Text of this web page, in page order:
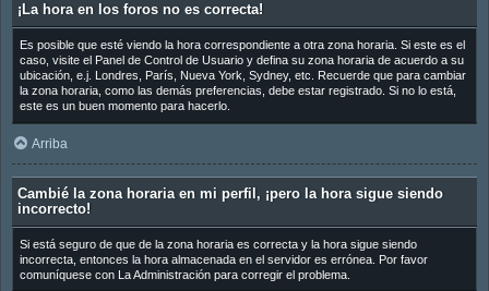
¡La hora en los foros no es correcta!
Es posible que esté viendo la hora correspondiente a otra zona horaria. Si este es el
caso, visite el Panel de Control de Usuario y defina su zona horaria de acuerdo a su
ubicación, e.j. Londres, París, Nueva York, Sydney, etc. Recuerde que para cambiar
la zona horaria, como las demás preferencias, debe estar registrado. Si no lo está,
este es un buen momento para hacerlo.
Arriba
Cambié la zona horaria en mi perfil, ¡pero la hora sigue siendo
incorrecto!
Si está seguro de que de la zona horaria es correcta y la hora sigue siendo
incorrecta, entonces la hora almacenada en el servidor es errónea. Por favor
comuníquese con La Administración para corregir el problema.